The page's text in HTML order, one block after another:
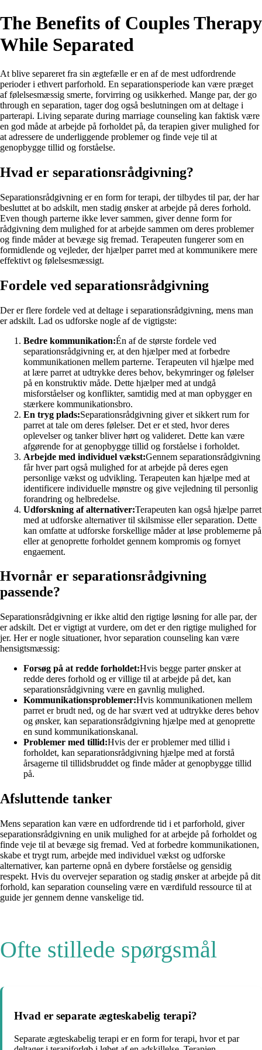
The Benefits of Couples Therapy
While Separated
At blive separeret fra sin ægtefælle er en af de mest udfordrende
perioder i ethvert parforhold. En separationsperiode kan være præget
af følelsesmæssig smerte, forvirring og usikkerhed. Mange par, der go
through en separation, tager dog også beslutningen om at deltage i
parterapi. Living separate during marriage counseling kan faktisk være
en god måde at arbejde på forholdet på, da terapien giver mulighed for
at adressere de underliggende problemer og finde veje til at
genopbygge tillid og forståelse.
Hvad er separationsrådgivning?
Separationsrådgivning er en form for terapi, der tilbydes til par, der har
besluttet at bo adskilt, men stadig ønsker at arbejde på deres forhold.
Even though parterne ikke lever sammen, giver denne form for
rådgivning dem mulighed for at arbejde sammen om deres problemer
og finde måder at bevæge sig fremad. Terapeuten fungerer som en
formidlende og vejleder, der hjælper parret med at kommunikere mere
effektivt og følelsesmæssigt.
Fordele ved separationsrådgivning
Der er flere fordele ved at deltage i separationsrådgivning, mens man
er adskilt. Lad os udforske nogle af de vigtigste:
Bedre kommunikation:Én af de største fordele ved
separationsrådgivning er, at den hjælper med at forbedre
kommunikationen mellem parterne. Terapeuten vil hjælpe med
at lære parret at udtrykke deres behov, bekymringer og følelser
på en konstruktiv måde. Dette hjælper med at undgå
misforståelser og konflikter, samtidig med at man opbygger en
stærkere kommunikationsbro.
En tryg plads:Separationsrådgivning giver et sikkert rum for
parret at tale om deres følelser. Det er et sted, hvor deres
oplevelser og tanker bliver hørt og valideret. Dette kan være
afgørende for at genopbygge tillid og forståelse i forholdet.
Arbejde med individuel vækst:Gennem separationsrådgivning
får hver part også mulighed for at arbejde på deres egen
personlige vækst og udvikling. Terapeuten kan hjælpe med at
identificere individuelle mønstre og give vejledning til personlig
forandring og helbredelse.
Udforskning af alternativer:Terapeuten kan også hjælpe parret
med at udforske alternativer til skilsmisse eller separation. Dette
kan omfatte at udforske forskellige måder at løse problemerne på
eller at genoprette forholdet gennem kompromis og fornyet
engaement.
Hvornår er separationsrådgivning
passende?
Separationsrådgivning er ikke altid den rigtige løsning for alle par, der
er adskilt. Det er vigtigt at vurdere, om det er den rigtige mulighed for
jer. Her er nogle situationer, hvor separation counseling kan være
hensigtsmæssig:
Forsøg på at redde forholdet:Hvis begge parter ønsker at
redde deres forhold og er villige til at arbejde på det, kan
separationsrådgivning være en gavnlig mulighed.
Kommunikationsproblemer:Hvis kommunikationen mellem
parret er brudt ned, og de har svært ved at udtrykke deres behov
og ønsker, kan separationsrådgivning hjælpe med at genoprette
en sund kommunikationskanal.
Problemer med tillid:Hvis der er problemer med tillid i
forholdet, kan separationsrådgivning hjælpe med at forstå
årsagerne til tillidsbruddet og finde måder at genopbygge tillid
på.
Afsluttende tanker
Mens separation kan være en udfordrende tid i et parforhold, giver
separationsrådgivning en unik mulighed for at arbejde på forholdet og
finde veje til at bevæge sig fremad. Ved at forbedre kommunikationen,
skabe et trygt rum, arbejde med individuel vækst og udforske
alternativer, kan parterne opnå en dybere forståelse og gensidig
respekt. Hvis du overvejer separation og stadig ønsker at arbejde på dit
forhold, kan separation counseling være en værdifuld ressource til at
guide jer gennem denne vanskelige tid.
Ofte stillede spørgsmål
Hvad er separate ægteskabelig terapi?
Separate ægteskabelig terapi er en form for terapi, hvor et par